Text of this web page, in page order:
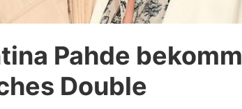
Datenschutzerklärung
Nutzungsbedingungen
Utiq verwalten
Pahde
Double